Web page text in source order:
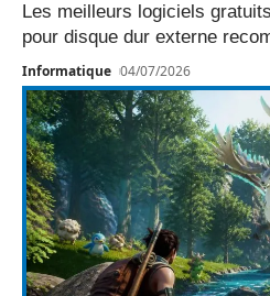
Les meilleurs logiciels
pour disque dur externe
Informatique 04/07/2026